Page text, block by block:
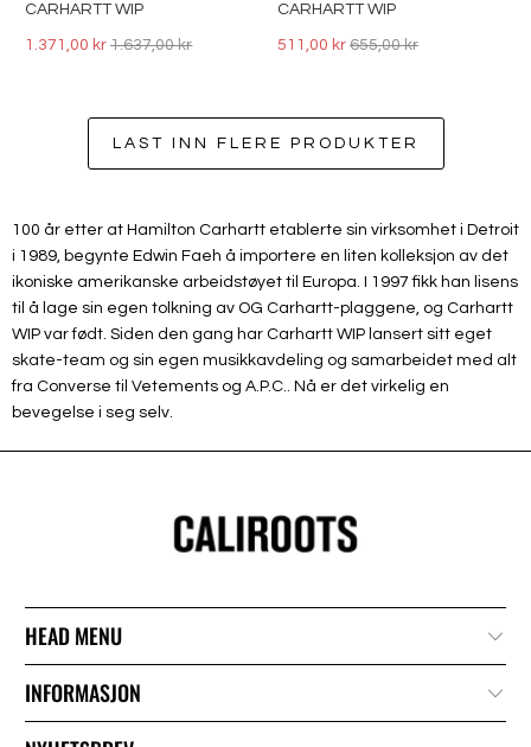
CARHARTT WIP
1.371,00 kr1.637,00 kr
CARHARTT WIP
511,00 kr 655,00 kr
LAST INN FLERE PRODUKTER
100 år etter at Hamilton Carhartt etablerte sin virksomhet i Detroit
i 1989, begynte Edwin Faeh å importere en liten kolleksjon av det
ikoniske amerikanske arbeidstøyet til Europa. I 1997 fikk han lisens
til å lage sin egen tolkning av OG Carhartt-plaggene, og Carhartt
WIP var født. Siden den gang har Carhartt WIP lansert sitt eget
skate-team og sin egen musikkavdeling og samarbeidet med alt
fra Converse til Vetements og A.P.C.. Nå er det virkelig en
bevegelse i seg selv.
HEAD MENU
INFORMASJON